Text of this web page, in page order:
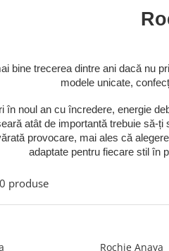
bine trecerea dintre ani dacă nu
modele unicate,
în noul an cu încredere, energie
atât de importantă trebuie să-
provocare, mai ales că
adaptate pentru fiecare stil în
produse
Rochie Anaya